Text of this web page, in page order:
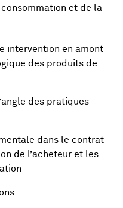
et de la
intervention en amont
des produits de
des pratiques
dans le contrat
de l’acheteur et les